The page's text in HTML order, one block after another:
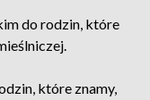
do rodzin, które
które znamy,